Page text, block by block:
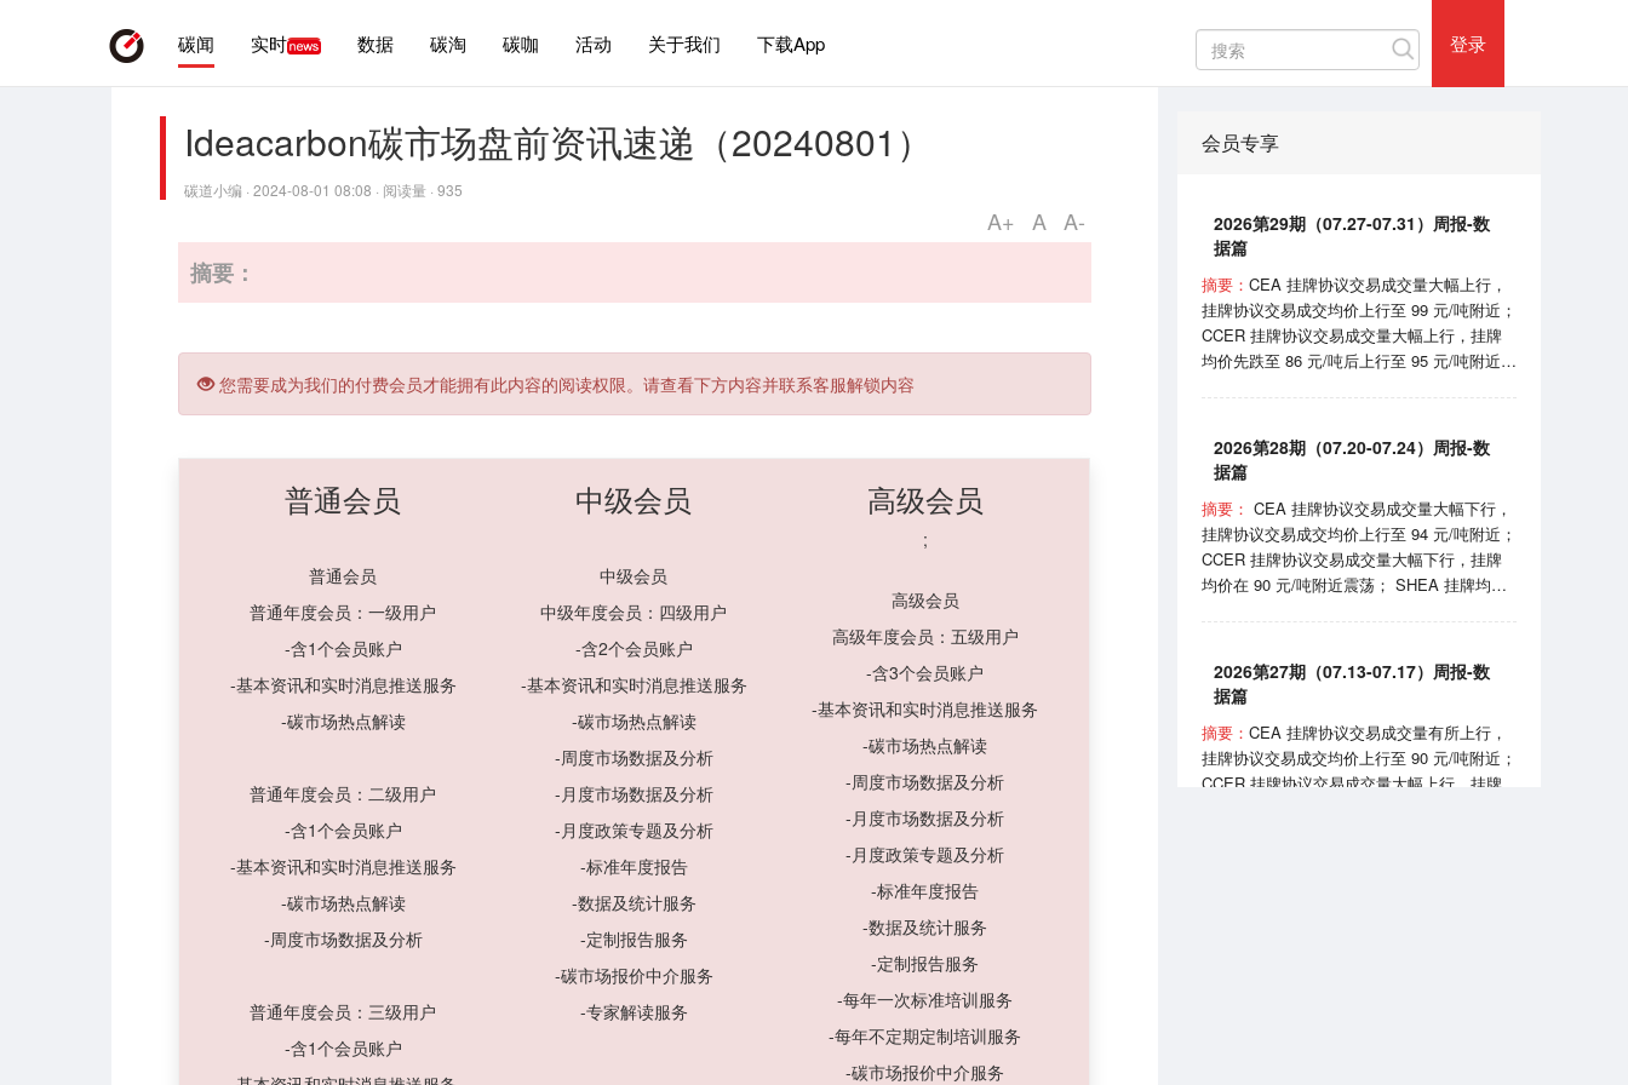
碳闻 实时 数据 碳淘 碳咖 活动 关于我们 下载App 登录
Ideacarbon碳市场盘前资讯速递（20240801）
碳道小编 · 2024-08-01 08:08 · 阅读量 · 935
A+ A
A-
摘要：
您需要成为我们的付费会员才能拥有此内容的阅读权限。请查看下方内容并联系客服解锁内容
普通会员
普通会员
普通年度会员：一级用户
-含1个会员账户
-基本资讯和实时消息推送服务
-碳市场热点解读
普通年度会员：二级用户
-含1个会员账户
-基本资讯和实时消息推送服务
-碳市场热点解读
-周度市场数据及分析
普通年度会员：三级用户
-含1个会员账户
中级会员
中级会员
中级年度会员：四级用户
-含2个会员账户
-基本资讯和实时消息推送服务
-碳市场热点解读
-周度市场数据及分析
-月度市场数据及分析
-月度政策专题及分析
-标准年度报告
-数据及统计服务
-定制报告服务
-碳市场报价中介服务
-专家解读服务
高级会员
;
高级会员
高级年度会员：五级用户
-含3个会员账户
-基本资讯和实时消息推送服务
-碳市场热点解读
-周度市场数据及分析
-月度市场数据及分析
-月度政策专题及分析
-标准年度报告
-数据及统计服务
-定制报告服务
-每年一次标准培训服务
-每年不定期定制培训服务
-碳市场报价中介服务
会员专享
2026第29期（07.27-07.31）周报-数
据篇
摘要： CEA 挂牌协议交易成交量大幅上行，
挂牌协议交易成交均价上行至 99 元/吨附近；
CCER 挂牌协议交易成交量大幅上行，挂牌
均价先跌至 86 元/吨后上行至 95 元/吨附近；
挂牌均价在 38 元/吨附近浮动； BEA 线上成
交均价 102-105 元/吨区间波动。 7月31日，
国家机关事务管理局和国家发展和改革委员会
印发《“十五五”公共机构节能降碳工作方案》
的通知；8月1日，国家能源局宣布正式开始
实施《可再生能源消费最低比重目标和可再生
能源电力消纳责任权重制度实施办法》。
2026第28期（07.20-07.24）周报-数
据篇
摘要： CEA 挂牌协议交易成交量大幅下行，
挂牌协议交易成交均价上行至 94 元/吨附近；
CCER 挂牌协议交易成交量大幅下行，挂牌
均价在 90 元/吨附近震荡； SHEA 挂牌均价
元/吨附近浮动； BEA 线上成交均价 102-105
元/吨区间波动。 7月24日，国家能源局正式
发布全国性权威中国绿证价格指数；7月27
日，生态环境部发布《全国碳排放权交易市场
2025、2026 年度发电行业以及 2026 年度钢
铁、水泥、铝冶炼行业配额总量和分配方案
2026第27期（07.13-07.17）周报-数
据篇
摘要： CEA 挂牌协议交易成交量有所上行，
挂牌协议交易成交均价上行至 90 元/吨附近；
CCER 挂牌协议交易成交量大幅上行，挂牌